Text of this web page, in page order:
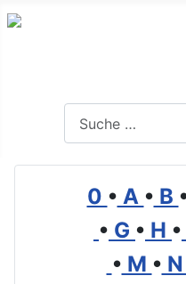
0 • A • B
• G • H •
• M • N